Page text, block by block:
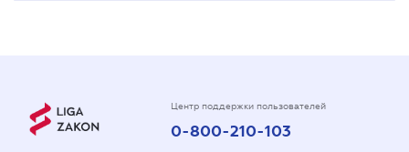
Центр поддержки пользователей
0-800-210-103